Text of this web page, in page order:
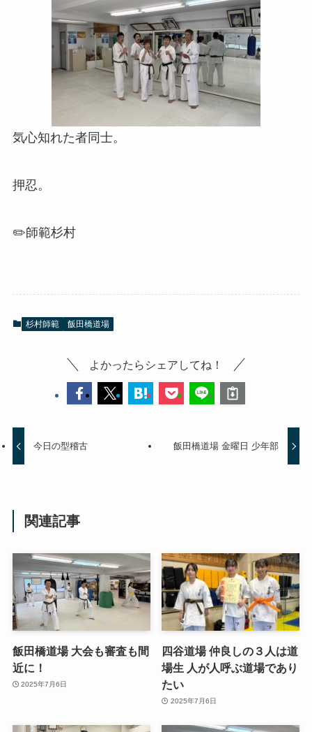
気心知れた者同士。
押忍。
✏️師範杉村
杉村師範 飯田橋道場
よかったらシェアしてね！
今日の型稽古 飯田橋道場 金曜日 少年部
関連記事
飯田橋道場 大会も審査も間
近に！
2025年7月6日
四谷道場 仲良しの３人は道
場生 人が人呼ぶ道場であり
たい
2025年7月6日